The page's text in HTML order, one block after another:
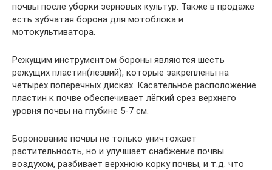
почвы после уборки зерновых культур. Также в продаже
есть зубчатая борона для мотоблока и
мотокультиватора.
Режущим инструментом бороны являются шесть
режущих пластин(лезвий), которые закреплены на
четырёх поперечных дисках. Касательное расположение
пластин к почве обеспечивает лёгкий срез верхнего
уровня почвы на глубине 5-7 см.
Боронование почвы не только уничтожает
растительность, но и улучшает снабжение почвы
воздухом, разбивает верхнюю корку почвы, и т.д. что